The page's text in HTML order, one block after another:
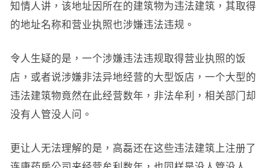
知情人讲，该地址因所在的建筑物为违法建筑，其取得
的地址名称和营业执照也涉嫌违法违规。
令人生疑的是，一个涉嫌违法违规取得营业执照的饭
店，或者说涉嫌非法异地经营的大型饭店，一个大型的
违法建筑物竟然在此经营数年，非法牟利，相关部门却
没有人管没人问。
更让人无法理解的是，高磊还在这些违法建筑上注册了